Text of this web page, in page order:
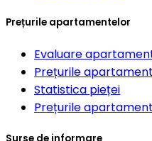
Prețurile apartamentelor
Evaluare
Prețurile
Statistica pieței
Prețurile